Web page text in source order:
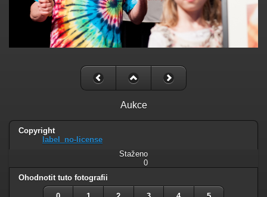
Aukce
Copyright
label_no-license
Staženo
0
Ohodnotit tuto fotografii